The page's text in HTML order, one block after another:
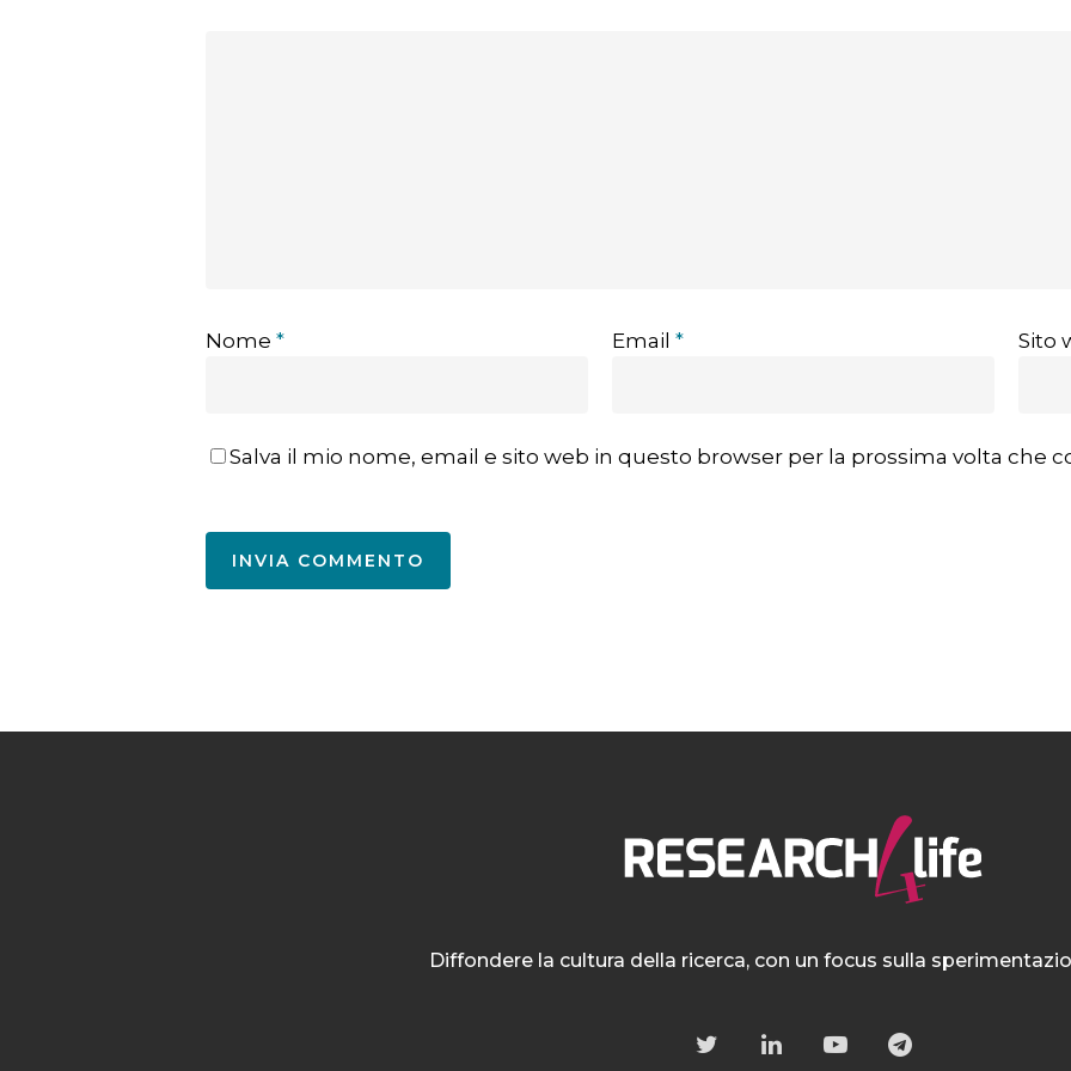
Nome * Email * Sito
Salva il mio nome, email e sito web in questo browser per la prossima volta che
Diffondere la cultura della ricerca, con un focus sulla